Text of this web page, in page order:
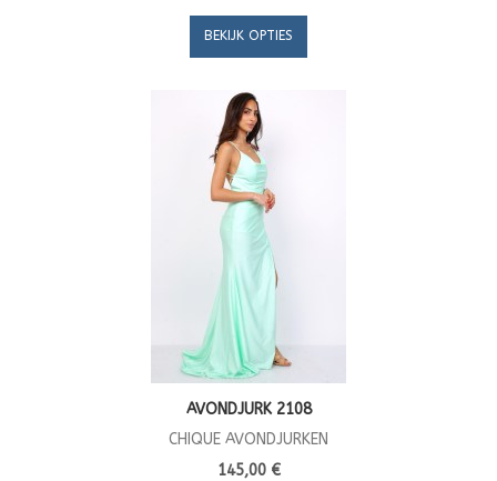
BEKIJK OPTIES
AVONDJURK 2108
CHIQUE AVONDJURKEN
145,00 €